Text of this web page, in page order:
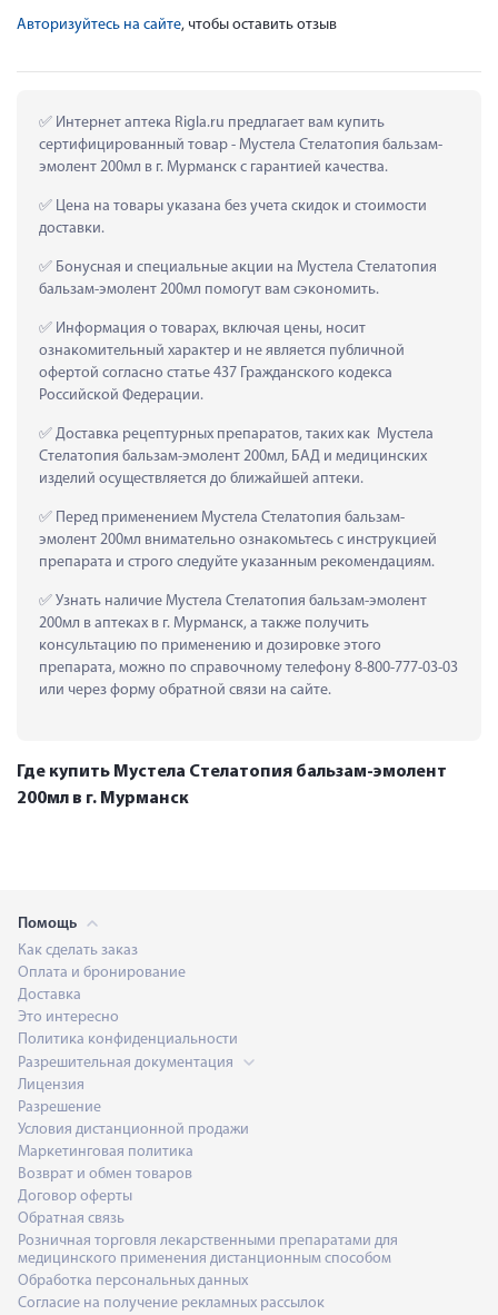
Авторизуйтесь на сайте, чтобы оставить отзыв
Интернет аптека Rigla.ru предлагает вам купить
сертифицированный товар - Мустела Стелатопия бальзам-
эмолент 200мл в г. Мурманск с гарантией качества.
Цена на товары указана без учета скидок и стоимости
доставки.
Бонусная и специальные акции на Мустела Стелатопия
бальзам-эмолент 200мл помогут вам сэкономить.
Информация о товарах, включая цены, носит
ознакомительный характер и не является публичной
офертой согласно статье 437 Гражданского кодекса
Российской Федерации.
Доставка рецептурных препаратов, таких как  Мустела
Стелатопия бальзам-эмолент 200мл, БАД и медицинских
изделий осуществляется до ближайшей аптеки.
Перед применением Мустела Стелатопия бальзам-
эмолент 200мл внимательно ознакомьтесь с инструкцией
препарата и строго следуйте указанным рекомендациям.
Узнать наличие Мустела Стелатопия бальзам-эмолент
200мл в аптеках в г. Мурманск, а также получить
консультацию по применению и дозировке этого
препарата, можно по справочному телефону 8-800-777-03-03
или через форму обратной связи на сайте.
Где купить Мустела Стелатопия бальзам-эмолент
200мл в г. Мурманск
Помощь
Как сделать заказ
Оплата и бронирование
Доставка
Это интересно
Политика конфиденциальности
Разрешительная документация
Лицензия
Разрешение
Условия дистанционной продажи
Маркетинговая политика
Возврат и обмен товаров
Договор оферты
Обратная связь
Розничная торговля лекарственными препаратами для
медицинского применения дистанционным способом
Обработка персональных данных
Согласие на получение рекламных рассылок